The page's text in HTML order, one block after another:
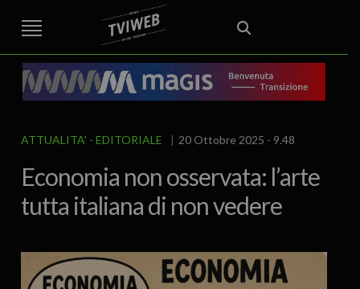
STREET TG CRONACA VENETO
VICENZA E PROVINCIA
AREA BERICA
ECONOMIA ATTUALITA’ POLITICA
EDITORIALE ITALIA E MONDO CURIOSITÀ – LIFESTYLE
CULTURA ARTE
SPORT
IL GRAFFIO FOOD & DRINK
ATTUALITA' EDITORIALE 20 Ottobre 2025 - 9.48
Economia non osservata: l’arte
tutta italiana di non vedere